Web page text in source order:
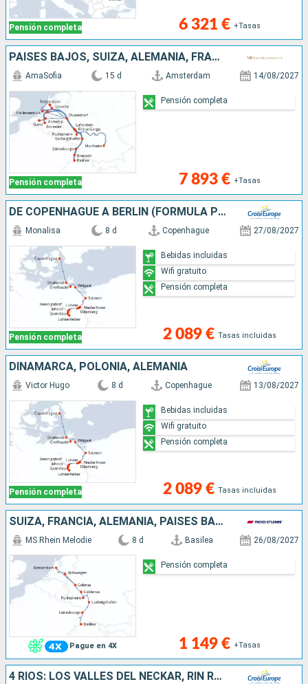
Pensión completa 6 321 € +Tasas
PAISES BAJOS, SUIZA, ALEMANIA, FRANCIA, BÉLGICA, REPÚBLICA DOMINICANA
Pensión completa
AmaSofia 15 d Amsterdam 14/08/2027
7 893 € +Tasas
Pensión completa
DE COPENHAGUE A BERLÍN (FORMULA PUERTO/PUERTO)
Pensión completa
Monalisa 8 d Copenhague 27/08/2027
2 089 € Tasas incluidas
Bebidas incluidas
Wifi gratuito
Pensión completa
DINAMARCA, POLONIA, ALEMANIA
Pensión completa
Victor Hugo 8 d Copenhague 13/08/2027
2 089 € Tasas incluidas
Bebidas incluidas
Wifi gratuito
Pensión completa
SUIZA, FRANCIA, ALEMANIA, PAISES BAJOS
Pague en 4X
MS Rhein Melodie 8 d Basilea 26/08/2027
1 149 € +Tasas
Pensión completa
4 RÍOS: LOS VALLES DEL NECKAR, RIN ROMÁNTICO, EL MOSELA Y EL SARRE (FORMULA PUERTO/PUERTO)